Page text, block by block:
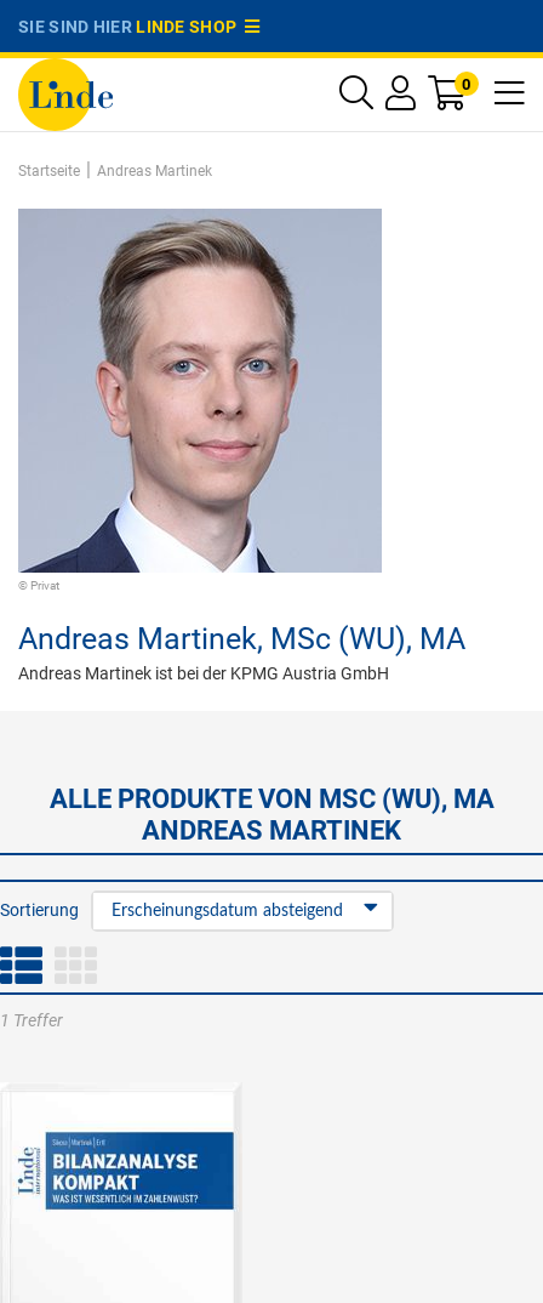
SIE SIND HIERLINDE SHOP
0
Startseite | Andreas Martinek
© Privat
Andreas Martinek, MSc (WU), MA
Andreas Martinek ist bei der KPMG Austria GmbH
ALLE PRODUKTE VON MSC (WU), MA
ANDREAS MARTINEK
Sortierung Erscheinungsdatum absteigend
1 Treffer